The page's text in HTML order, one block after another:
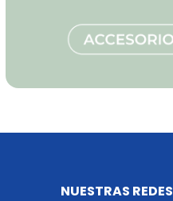
NUESTRAS REDES